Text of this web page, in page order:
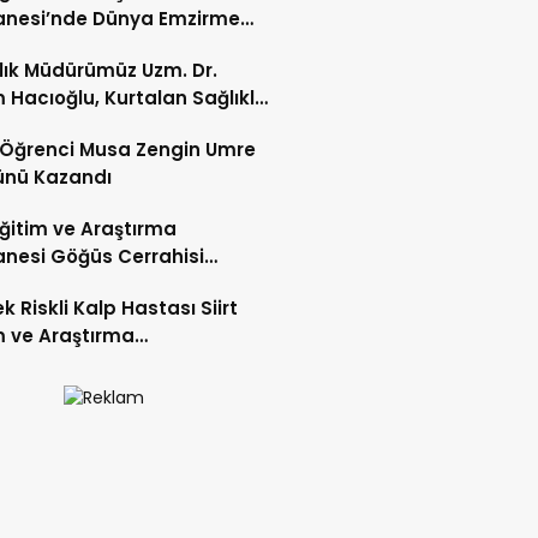
Dünya Emzirme
Müdürümüz Uzm. Dr.
Hacıoğlu, Kurtalan Sağlıklı
Musa Zengin Umre
Kazandı
ve Araştırma
Göğüs Cerrahisi
Nodülleri Her Zaman
Anlamına Gelmez”
Riskli Kalp Hastası Siirt
ve Araştırma